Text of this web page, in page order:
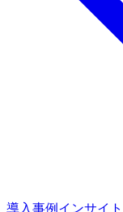
導入事例 インサイト